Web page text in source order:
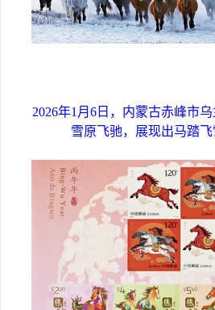
2026年1月6日，内蒙古赤峰市
雪原飞驰，展现出马踏